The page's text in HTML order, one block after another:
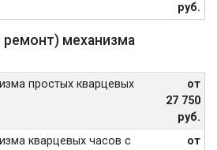
руб.
механизма
простых кварцевых
от
27 750
руб.
кварцевых часов с
от